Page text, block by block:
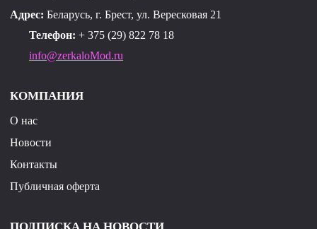
Адрес: Беларусь, г. Брест, ул. Вересковая 21
Телефон: + 375 (29) 822 78 18
info@zerkaloMod.ru
КОМПАНИЯ
О нас
Новости
Контакты
Публичная оферта